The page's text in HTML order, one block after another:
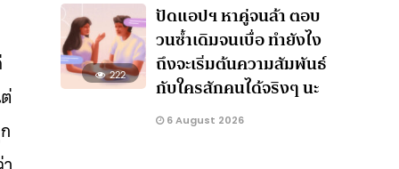
222
ปัดแอปฯ หาคู่จนล้า ตอบ
วนซ้ำเดิมจนเบื่อ ทำยังไง
ถึงจะเริ่มต้นความสัมพันธ์
กับใครสักคนได้จริงๆ นะ
6 August 2026